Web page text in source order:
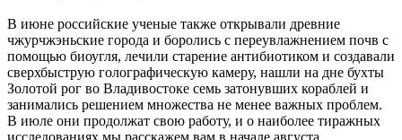
В июне российские ученые также открывали древние
чжурчжэньские города и боролись с переувлажнением почв с
помощью биоугля, лечили старение антибиотиком и создавали
сверхбыструю голографическую камеру, нашли на дне бухты
Золотой рог во Владивостоке семь затонувших кораблей и
занимались решением множества не менее важных проблем.
В июле они продолжат свою работу, и о наиболее тиражных
исследованиях мы расскажем вам в начале августа.